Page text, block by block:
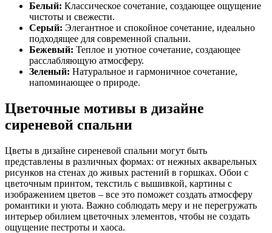
Белый: Классическое сочетание, создающее ощущение
чистоты и свежести.
Серый: Элегантное и спокойное сочетание, идеально
подходящее для современной спальни.
Бежевый: Теплое и уютное сочетание, создающее
расслабляющую атмосферу.
Зеленый: Натуральное и гармоничное сочетание,
напоминающее о природе.
Цветочные мотивы в дизайне
сиреневой спальни
Цветы в дизайне сиреневой спальни могут быть
представлены в различных формах: от нежных акварельных
рисунков на стенах до живых растений в горшках. Обои с
цветочным принтом, текстиль с вышивкой, картины с
изображением цветов – все это поможет создать атмосферу
романтики и уюта. Важно соблюдать меру и не перегружать
интерьер обилием цветочных элементов, чтобы не создать
ощущение пестроты и хаоса.